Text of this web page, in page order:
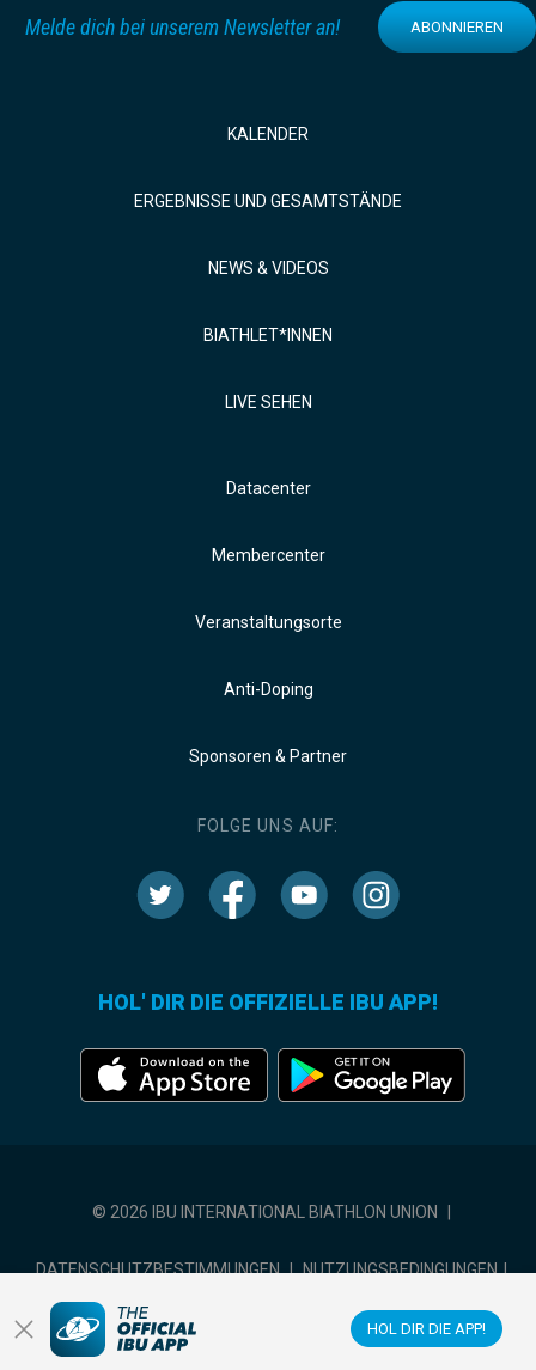
HOL DIR DIE APP!
Melde dich bei unserem Newsletter an! ABONNIEREN
KALENDER
ERGEBNISSE UND GESAMTSTÄNDE
NEWS & VIDEOS
BIATHLET*INNEN
LIVE SEHEN
Datacenter
Membercenter
Veranstaltungsorte
Anti-Doping
Sponsoren & Partner
FOLGE UNS AUF:
HOL' DIR DIE OFFIZIELLE IBU APP!
© 2026 IBU INTERNATIONAL BIATHLON UNION
DATENSCHUTZBESTIMMUNGEN | NUTZUNGSBEDINGUNGEN |
COOKIE-EINSTELLUNGEN